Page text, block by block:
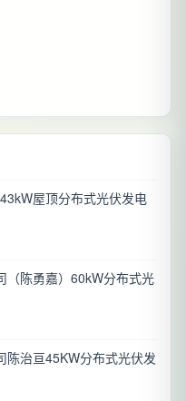
屋顶分布式光伏发电
（陈勇嘉）60kW分布式光
陈治亘45KW分布式光伏发